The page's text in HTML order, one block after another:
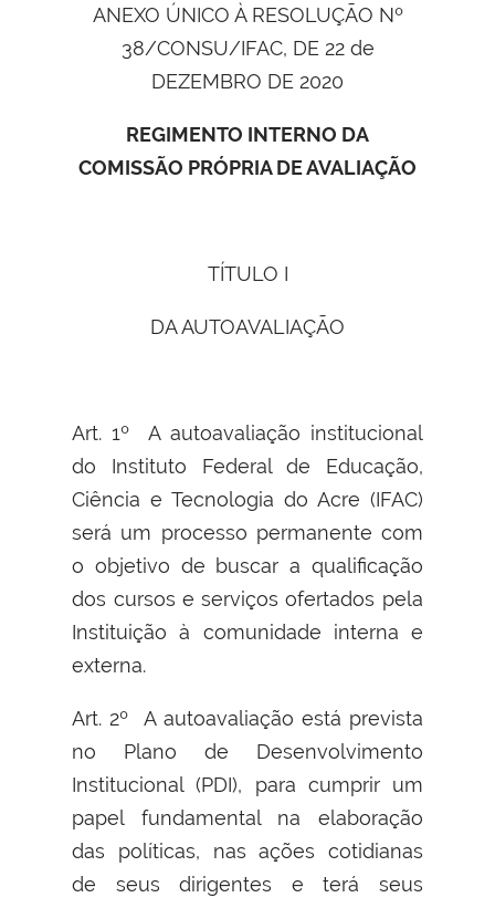
ANEXO ÚNICO À RESOLUÇÃO Nº
38/CONSU/IFAC, DE 22 de
DEZEMBRO DE 2020
REGIMENTO INTERNO DA
COMISSÃO PRÓPRIA DE AVALIAÇÃO
TÍTULO I
DA AUTOAVALIAÇÃO
Art. 1º A autoavaliação institucional
do Instituto Federal de Educação,
Ciência e Tecnologia do Acre (IFAC)
será um processo permanente com
o objetivo de buscar a qualificação
dos cursos e serviços ofertados pela
Instituição à comunidade interna e
externa.
Art. 2º A autoavaliação está prevista
no Plano de Desenvolvimento
Institucional (PDI), para cumprir um
papel fundamental na elaboração
das políticas, nas ações cotidianas
de seus dirigentes e terá seus